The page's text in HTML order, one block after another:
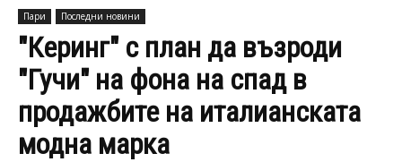
Пари Последни новини
"Керинг" с план да възроди
"Гучи" на фона на спад в
продажбите на италианската
модна марка